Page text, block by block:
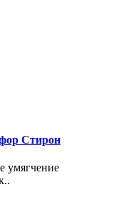
Стирон
умягчение